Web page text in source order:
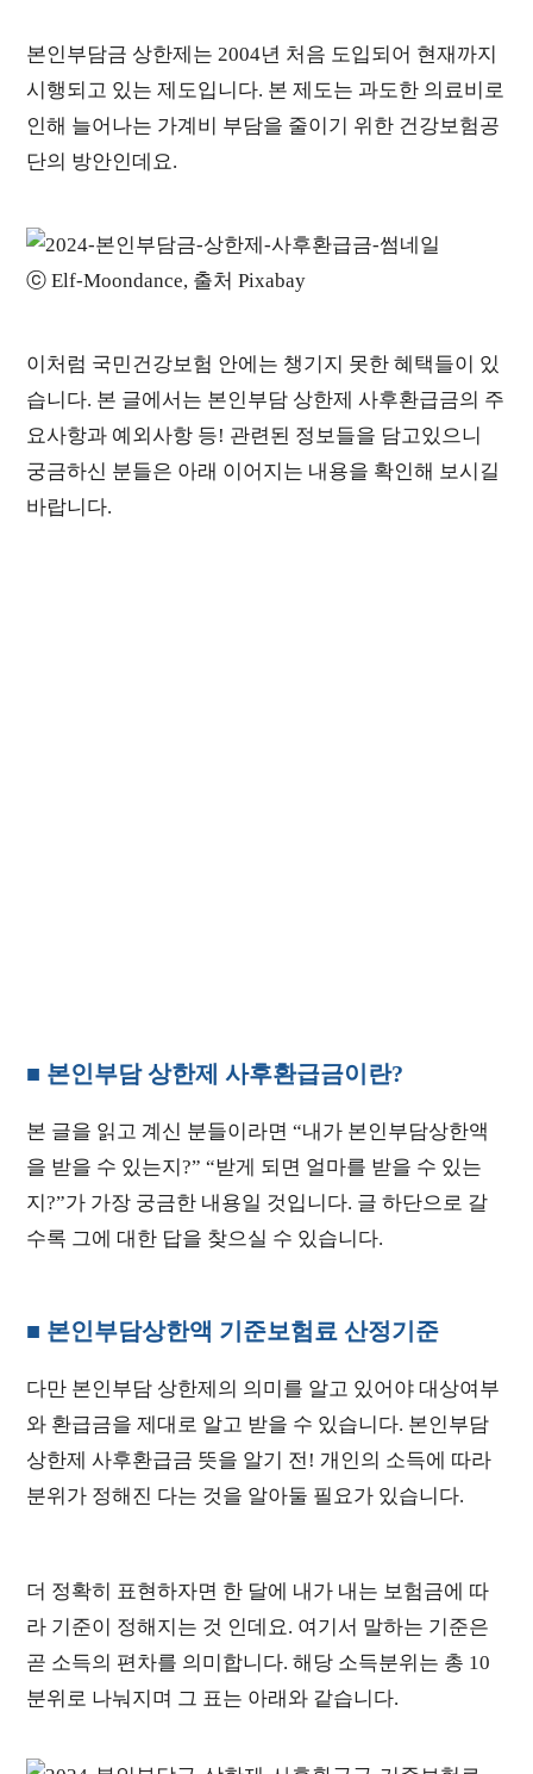
본인부담금 상한제는 2004년 처음 도입되어 현재까지
시행되고 있는 제도입니다. 본 제도는 과도한 의료비로
인해 늘어나는 가계비 부담을 줄이기 위한 건강보험공
단의 방안인데요.
ⓒ Elf-Moondance, 출처 Pixabay
이처럼 국민건강보험 안에는 챙기지 못한 혜택들이 있
습니다. 본 글에서는 본인부담 상한제 사후환급금의 주
요사항과 예외사항 등! 관련된 정보들을 담고있으니
궁금하신 분들은 아래 이어지는 내용을 확인해 보시길
바랍니다.
■ 본인부담 상한제 사후환급금이란?
본 글을 읽고 계신 분들이라면 “내가 본인부담상한액
을 받을 수 있는지?” “받게 되면 얼마를 받을 수 있는
지?”가 가장 궁금한 내용일 것입니다. 글 하단으로 갈
수록 그에 대한 답을 찾으실 수 있습니다.
■ 본인부담상한액 기준보험료 산정기준
다만 본인부담 상한제의 의미를 알고 있어야 대상여부
와 환급금을 제대로 알고 받을 수 있습니다. 본인부담
상한제 사후환급금 뜻을 알기 전! 개인의 소득에 따라
분위가 정해진 다는 것을 알아둘 필요가 있습니다.
더 정확히 표현하자면 한 달에 내가 내는 보험금에 따
라 기준이 정해지는 것 인데요. 여기서 말하는 기준은
곧 소득의 편차를 의미합니다. 해당 소득분위는 총 10
분위로 나눠지며 그 표는 아래와 같습니다.